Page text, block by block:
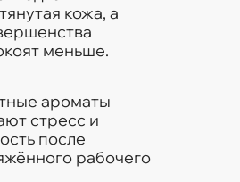
кожа, а
меньше.
ароматы
стресс и
после
рабочего